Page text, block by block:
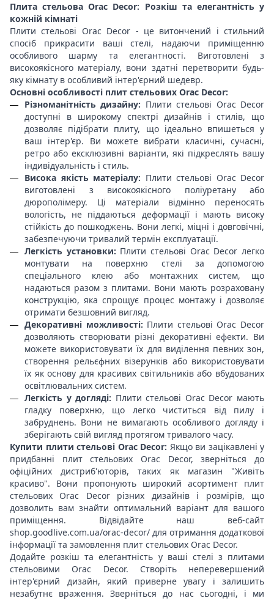
Плита стельова Orac Decor: Розкіш та елегантність у
кожній кімнаті
Плити стельові Orac Decor - це витончений і стильний
спосіб прикрасити ваші стелі, надаючи приміщенню
особливого шарму та елегантності. Виготовлені з
високоякісного матеріалу, вони здатні перетворити будь-
яку кімнату в особливий інтер'єрний шедевр.
Основні особливості плит стельових Orac Decor:
Різноманітність дизайну: Плити стельові Orac Decor
доступні в широкому спектрі дизайнів і стилів, що
дозволяє підібрати плиту, що ідеально впишеться у
ваш інтер'єр. Ви можете вибрати класичні, сучасні,
ретро або ексклюзивні варіанти, які підкреслять вашу
індивідуальність і стиль.
Висока якість матеріалу: Плити стельові Orac Decor
виготовлені з високоякісного поліуретану або
дюрополімеру. Ці матеріали відмінно переносять
вологість, не піддаються деформації і мають високу
стійкість до пошкоджень. Вони легкі, міцні і довговічні,
забезпечуючи тривалий термін експлуатації.
Легкість установки: Плити стельові Orac Decor легко
монтувати на поверхню стелі за допомогою
спеціального клею або монтажних систем, що
надаються разом з плитами. Вони мають розраховану
конструкцію, яка спрощує процес монтажу і дозволяє
отримати безшовний вигляд.
Декоративні можливості: Плити стельові Orac Decor
дозволяють створювати різні декоративні ефекти. Ви
можете використовувати їх для виділення певних зон,
створення рельєфних візерунків або використовувати
їх як основу для красивих світильників або вбудованих
освітлювальних систем.
Легкість у догляді: Плити стельові Orac Decor мають
гладку поверхню, що легко чиститься від пилу і
забруднень. Вони не вимагають особливого догляду і
зберігають свій вигляд протягом тривалого часу.
Купити плити стельові Orac Decor: Якщо ви зацікавлені у
придбанні плит стельових Orac Decor, зверніться до
офіційних дистриб'юторів, таких як магазин "Живіть
красиво". Вони пропонують широкий асортимент плит
стельових Orac Decor різних дизайнів і розмірів, що
дозволить вам знайти оптимальний варіант для вашого
приміщення. Відвідайте наш веб-сайт
shop.goodlive.com.ua/orac-decor/ для отримання додаткової
інформації та замовлення плит стельових Orac Decor.
Додайте розкіш та елегантність у ваші стелі з плитами
стельовими Orac Decor. Створіть неперевершений
інтер'єрний дизайн, який приверне увагу і залишить
незабутнє враження. Зверніться до нас сьогодні, і ми